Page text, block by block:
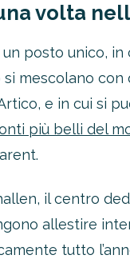
volta
posto unico, in
mescolano con
e in cui si
più belli del
il centro
allestire
tutto